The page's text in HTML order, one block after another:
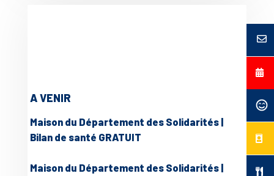
A VENIR
Maison du Département des Solidarités |
Bilan de santé GRATUIT
Maison du Département des Solidarités |